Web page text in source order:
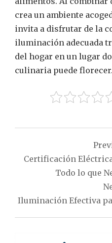
crea un ambiente
invita a disfrutar de la
iluminación adecuada
del hogar en un lugar
culinaria puede florecer.
Navegación
de
entradas
Certificación
Todo lo que
Iluminación Efectiva